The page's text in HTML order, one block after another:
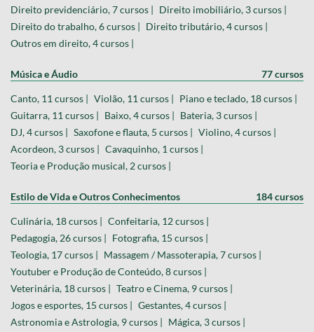
Direito previdenciário, 7 cursos |
Direito imobiliário, 3 cursos |
Direito do trabalho, 6 cursos |
Direito tributário, 4 cursos |
Outros em direito, 4 cursos |
Música e Áudio 77 cursos
Canto, 11 cursos | Violão, 11 cursos |
Piano e teclado, 18 cursos |
Guitarra, 11 cursos |
Baixo, 4 cursos |
Bateria, 3 cursos |
DJ, 4 cursos |
Saxofone e flauta, 5 cursos |
Violino, 4 cursos |
Acordeon, 3 cursos |
Cavaquinho, 1 cursos |
Teoria e Produção musical, 2 cursos |
Estilo de Vida e Outros Conhecimentos 184 cursos
Culinária, 18 cursos |
Confeitaria, 12 cursos |
Pedagogia, 26 cursos |
Fotografia, 15 cursos |
Teologia, 17 cursos |
Massagem / Massoterapia, 7 cursos |
Youtuber e Produção de Conteúdo, 8 cursos |
Veterinária, 18 cursos |
Teatro e Cinema, 9 cursos |
Jogos e esportes, 15 cursos |
Gestantes, 4 cursos |
Astronomia e Astrologia, 9 cursos |
Mágica, 3 cursos |